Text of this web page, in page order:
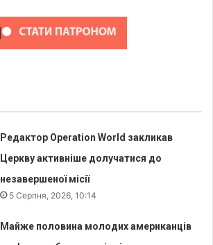
Редактор Operation World закликав
Церкву активніше долучатися до
незавершеної місії
5 Серпня, 2026, 10:14
Майже половина молодих американців